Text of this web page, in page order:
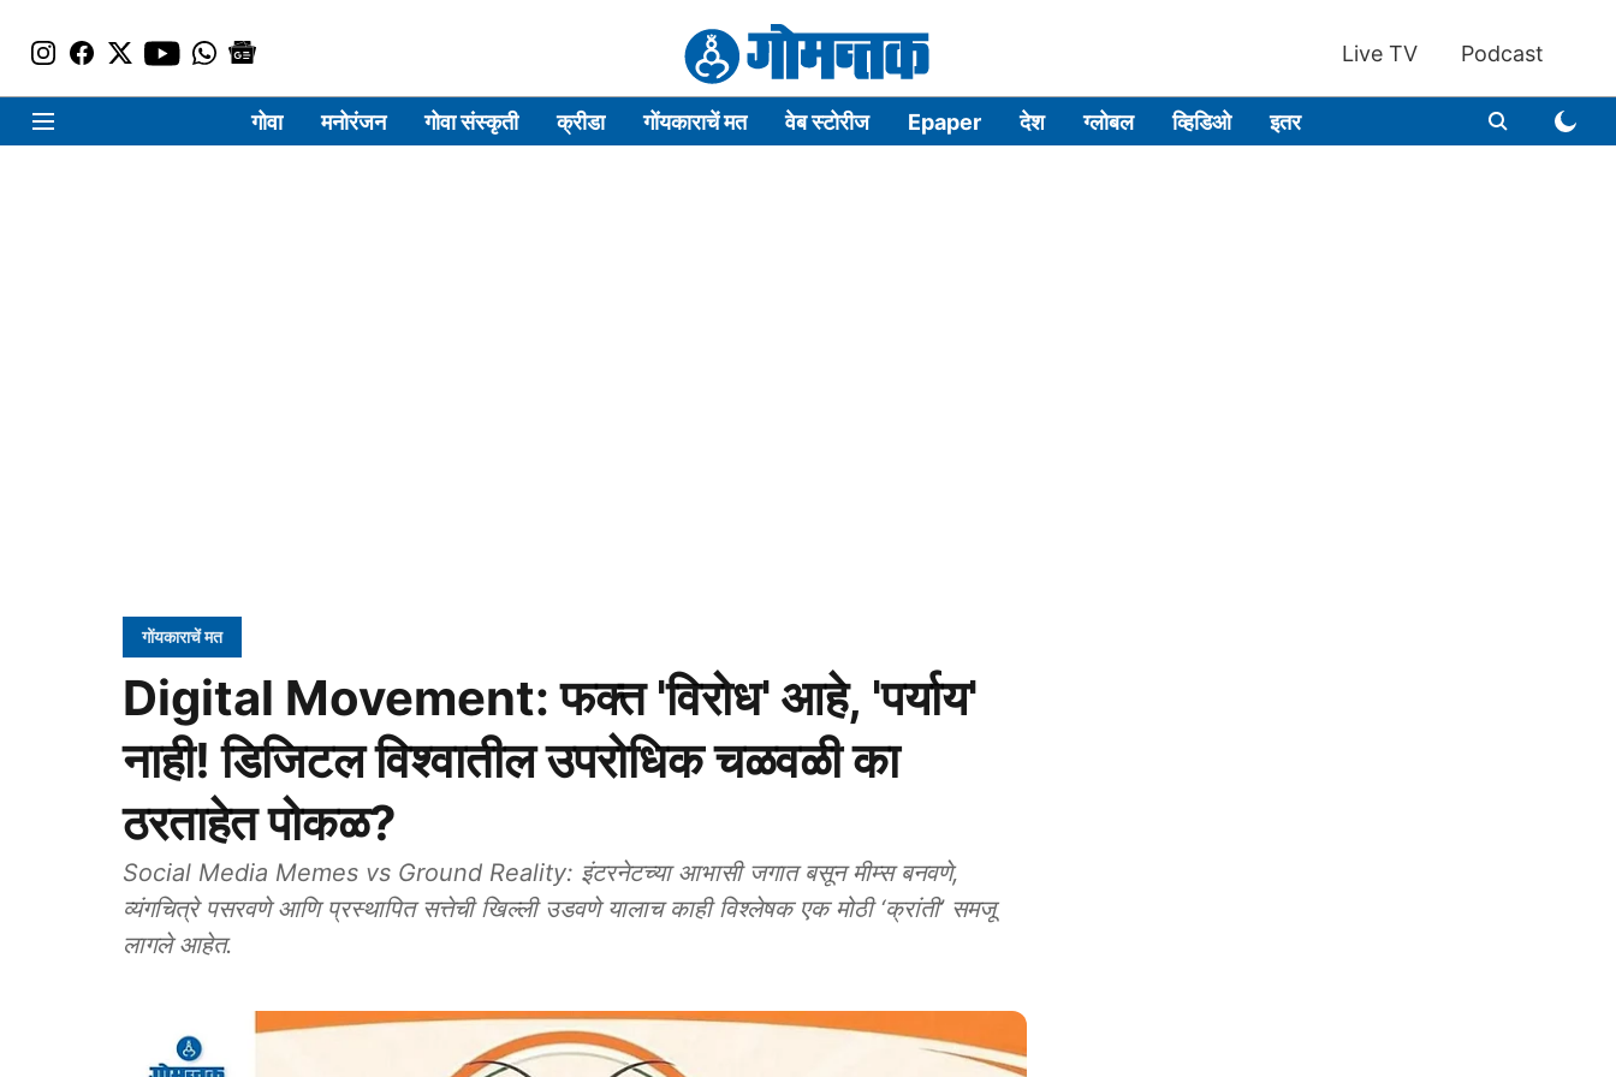
Live TV Podcast
गोवा मनोरंजन गोवा संस्कृती क्रीडा गोंयकाराचें मत वेब स्टोरीज Epaper देश ग्लोबल व्हिडिओ इतर
गोंयकाराचें मत
Digital Movement: फक्त 'विरोध' आहे, 'पर्याय'
नाही! डिजिटल विश्वातील उपरोधिक चळवळी का
ठरताहेत पोकळ?
Social Media Memes vs Ground Reality: इंटरनेटच्या आभासी जगात बसून मीम्स बनवणे,
व्यंगचित्रे पसरवणे आणि प्रस्थापित सत्तेची खिल्ली उडवणे यालाच काही विश्लेषक एक मोठी ‘क्रांती’ समजू
लागले आहेत.